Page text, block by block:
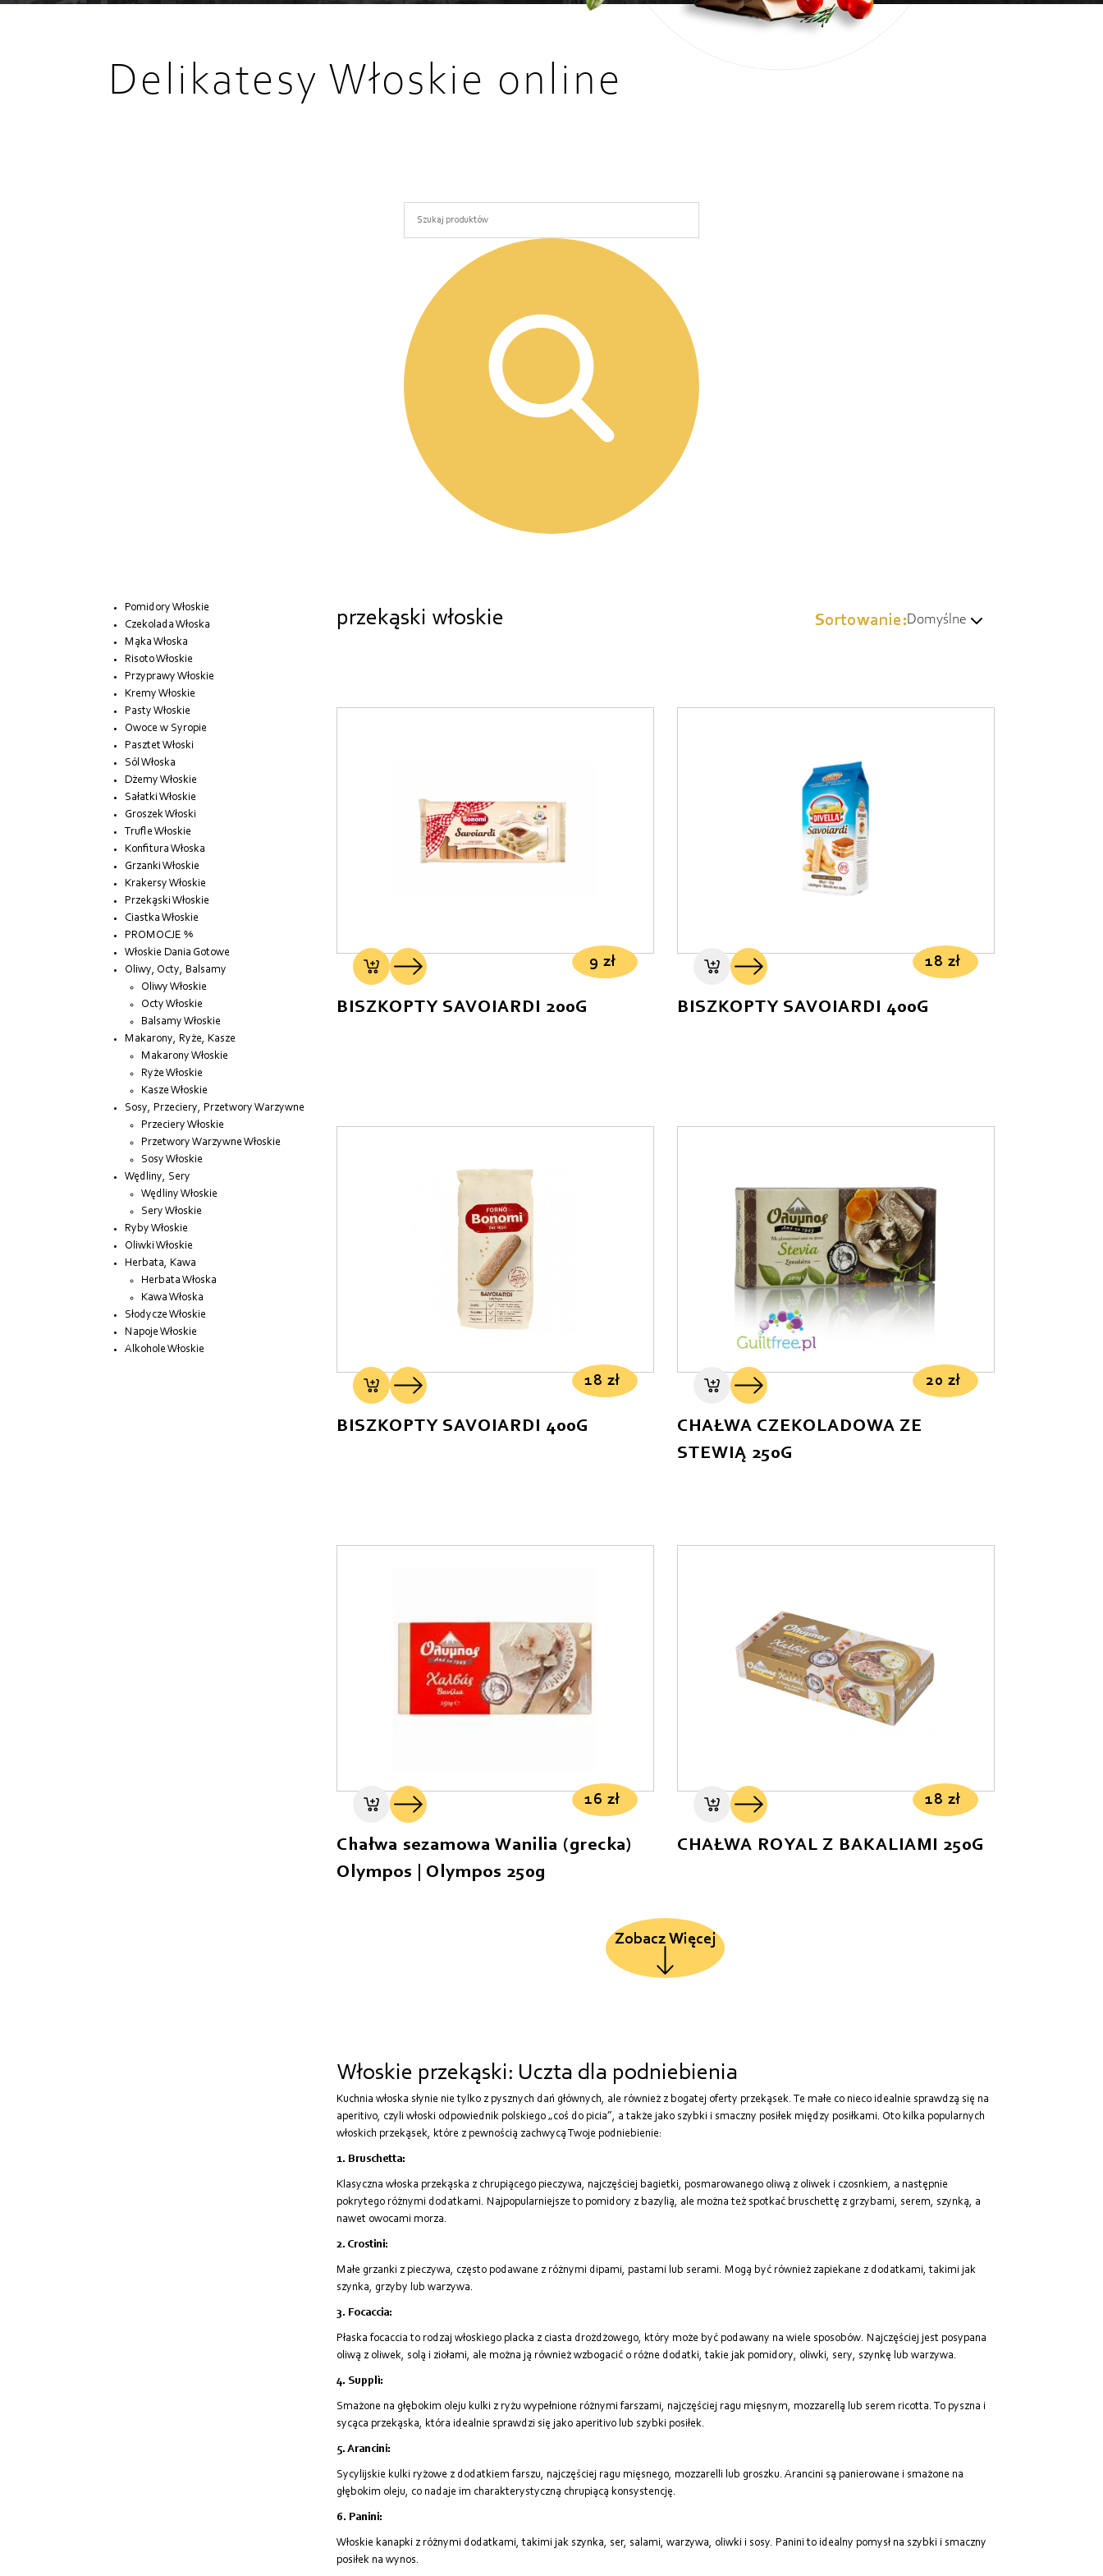
Delikatesy Włoskie online
Pomidory Włoskie
Czekolada Włoska
Mąka Włoska
Risoto Włoskie
Przyprawy Włoskie
Kremy Włoskie
Pasty Włoskie
Owoce w Syropie
Pasztet Włoski
Sól Włoska
Dżemy Włoskie
Sałatki Włoskie
Groszek Włoski
Trufle Włoskie
Konfitura Włoska
Grzanki Włoskie
Krakersy Włoskie
Przekąski Włoskie
Ciastka Włoskie
PROMOCJE %
Włoskie Dania Gotowe
Oliwy, Octy, Balsamy
Oliwy Włoskie
Octy Włoskie
Balsamy Włoskie
Makarony, Ryże, Kasze
Makarony Włoskie
Ryże Włoskie
Kasze Włoskie
Sosy, Przeciery, Przetwory Warzywne
Przeciery Włoskie
Przetwory Warzywne Włoskie
Sosy Włoskie
Wędliny, Sery
Wędliny Włoskie
Sery Włoskie
Ryby Włoskie
Oliwki Włoskie
Herbata, Kawa
Herbata Włoska
Kawa Włoska
Słodycze Włoskie
Napoje Włoskie
Alkohole Włoskie
przekąski włoskie Sortowanie:Domyślne
9 zł
BISZKOPTY SAVOIARDI 200G
18 zł
BISZKOPTY SAVOIARDI 400G
18 zł
BISZKOPTY SAVOIARDI 400G
20 zł
CHAŁWA CZEKOLADOWA ZE
STEWIĄ 250G
16 zł
Chałwa sezamowa Wanilia (grecka)
Olympos | Olympos 250g
18 zł
CHAŁWA ROYAL Z BAKALIAMI 250G
Zobacz Więcej
Włoskie przekąski: Uczta dla podniebienia
Kuchnia włoska słynie nie tylko z pysznych dań głównych, ale również z bogatej oferty przekąsek. Te małe co nieco idealnie sprawdzą się na
aperitivo, czyli włoski odpowiednik polskiego „coś do picia”, a także jako szybki i smaczny posiłek między posiłkami. Oto kilka popularnych
włoskich przekąsek, które z pewnością zachwycą Twoje podniebienie:
1. Bruschetta:
Klasyczna włoska przekąska z chrupiącego pieczywa, najczęściej bagietki, posmarowanego oliwą z oliwek i czosnkiem, a następnie
pokrytego różnymi dodatkami. Najpopularniejsze to pomidory z bazylią, ale można też spotkać bruschettę z grzybami, serem, szynką, a
nawet owocami morza.
2. Crostini:
Małe grzanki z pieczywa, często podawane z różnymi dipami, pastami lub serami. Mogą być również zapiekane z dodatkami, takimi jak
szynka, grzyby lub warzywa.
3. Focaccia:
Płaska focaccia to rodzaj włoskiego placka z ciasta drożdżowego, który może być podawany na wiele sposobów. Najczęściej jest posypana
oliwą z oliwek, solą i ziołami, ale można ją również wzbogacić o różne dodatki, takie jak pomidory, oliwki, sery, szynkę lub warzywa.
4. Supplì:
Smażone na głębokim oleju kulki z ryżu wypełnione różnymi farszami, najczęściej ragu mięsnym, mozzarellą lub serem ricotta. To pyszna i
sycąca przekąska, która idealnie sprawdzi się jako aperitivo lub szybki posiłek.
5. Arancini:
Sycylijskie kulki ryżowe z dodatkiem farszu, najczęściej ragu mięsnego, mozzarelli lub groszku. Arancini są panierowane i smażone na
głębokim oleju, co nadaje im charakterystyczną chrupiącą konsystencję.
6. Panini:
Włoskie kanapki z różnymi dodatkami, takimi jak szynka, ser, salami, warzywa, oliwki i sosy. Panini to idealny pomysł na szybki i smaczny
posiłek na wynos.